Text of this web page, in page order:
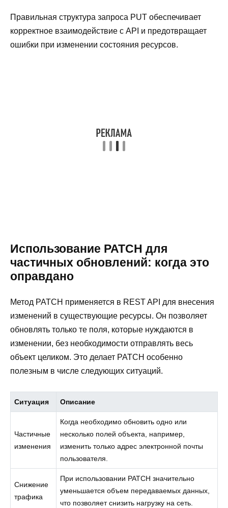
Правильная структура запроса PUT обеспечивает
корректное взаимодействие с API и предотвращает
ошибки при изменении состояния ресурсов.
Использование PATCH для
частичных обновлений: когда это
оправдано
Метод PATCH применяется в REST API для внесения
изменений в существующие ресурсы. Он позволяет
обновлять только те поля, которые нуждаются в
изменении, без необходимости отправлять весь
объект целиком. Это делает PATCH особенно
полезным в числе следующих ситуаций.
Ситуация Описание
Частичные
изменения
Когда необходимо обновить одно или
несколько полей объекта, например,
изменить только адрес электронной почты
пользователя.
Снижение
трафика
При использовании PATCH значительно
уменьшается объем передаваемых данных,
что позволяет снизить нагрузку на сеть.